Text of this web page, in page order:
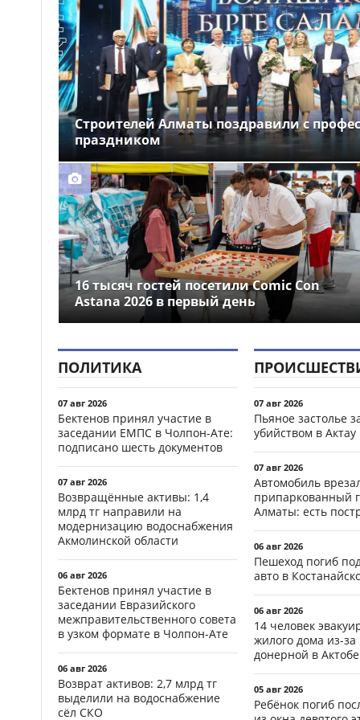
11:33
«Я просто любил»:
актюбинца привлекут к
ответственности за
преследование женщины
11:16
Автомобиль врезался в
припаркованный грузовик в
Алматы: есть пострадавшие
Строителей Алматы поздравили с
праздником
16 тысяч гостей посетили Comic Con
Astana 2026 в первый день
ПОЛИТИКА
07 авг 2026
Бектенов принял участие в
заседании ЕМПС в Чолпон-Ате:
подписано шесть документов
07 авг 2026
Возвращённые активы: 1,4
млрд тг направили на
модернизацию водоснабжения
Акмолинской области
06 авг 2026
Бектенов принял участие в
заседании Евразийского
межправительственного совета
в узком формате в Чолпон-Ате
06 авг 2026
Возврат активов: 2,7 млрд тг
выделили на водоснабжение
сёл СКО
07 авг 2026
Пьяное застолье
убийством в Актау
07 авг 2026
Автомобиль
припаркованный
Алматы: есть
06 авг 2026
Пешеход погиб
авто в
06 авг 2026
14 человек
жилого дома из-
донерной в Актобе
05 авг 2026
Ребёнок погиб